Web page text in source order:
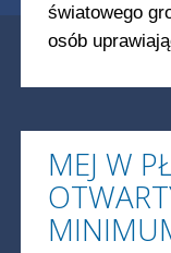
światowego
osób
MEJ W